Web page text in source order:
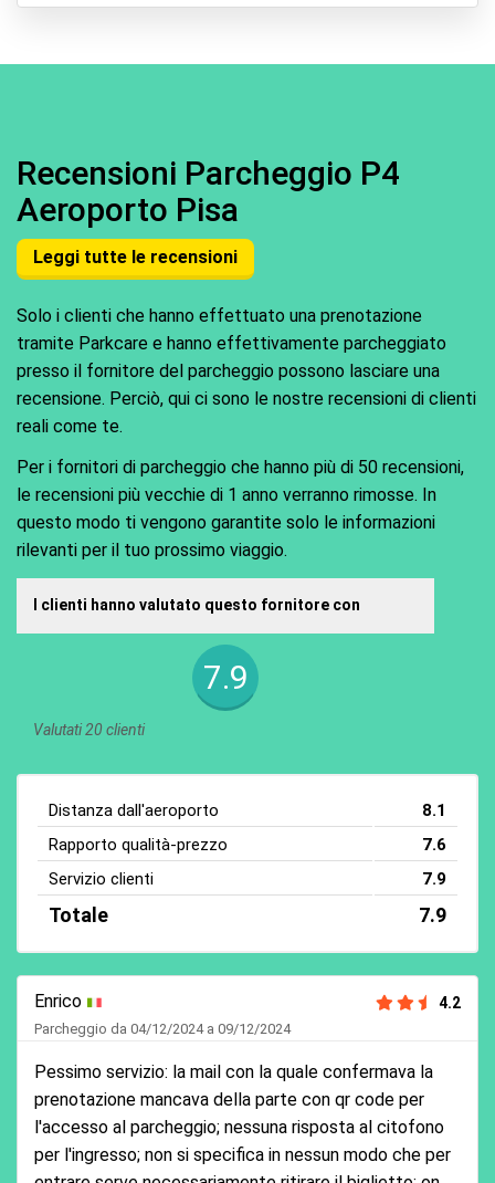
Recensioni Parcheggio P4
Aeroporto Pisa
Leggi tutte le recensioni
Solo i clienti che hanno effettuato una prenotazione
tramite Parkcare e hanno effettivamente parcheggiato
presso il fornitore del parcheggio possono lasciare una
recensione. Perciò, qui ci sono le nostre recensioni di clienti
reali come te.
Per i fornitori di parcheggio che hanno più di 50 recensioni,
le recensioni più vecchie di 1 anno verranno rimosse. In
questo modo ti vengono garantite solo le informazioni
rilevanti per il tuo prossimo viaggio.
I clienti hanno valutato questo fornitore con
7.9
Valutati 20 clienti
Distanza dall'aeroporto
8.1
Rapporto qualità-prezzo
7.6
Servizio clienti
7.9
Totale 7.9
Enrico 4.2
Parcheggio da 04/12/2024 a 09/12/2024
Pessimo servizio: la mail con la quale confermava la
prenotazione mancava della parte con qr code per
l'accesso al parcheggio; nessuna risposta al citofono
per l'ingresso; non si specifica in nessun modo che per